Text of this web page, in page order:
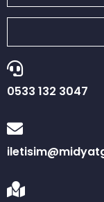
0533 132 3047